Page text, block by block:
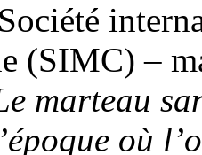
(SIMC) –
marteau
où